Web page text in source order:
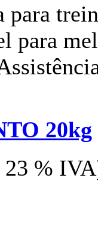
para
para
20kg
%